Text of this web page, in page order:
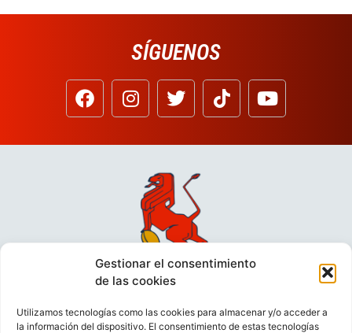
Gestionar el consentimiento
de las cookies
Utilizamos tecnologías como las cookies para almacenar y/o acceder a
la información del dispositivo. El consentimiento de estas tecnologías
SÍGUENOS